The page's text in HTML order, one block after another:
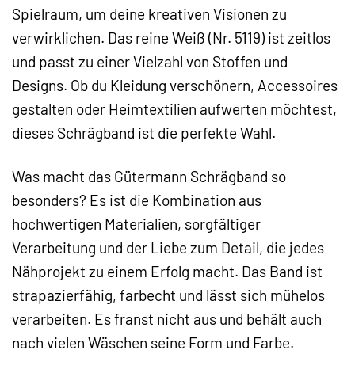
Spielraum, um deine kreativen Visionen zu
verwirklichen. Das reine Weiß (Nr. 5119) ist zeitlos
und passt zu einer Vielzahl von Stoffen und
Designs. Ob du Kleidung verschönern, Accessoires
gestalten oder Heimtextilien aufwerten möchtest,
dieses Schrägband ist die perfekte Wahl.
Was macht das Gütermann Schrägband so
besonders? Es ist die Kombination aus
hochwertigen Materialien, sorgfältiger
Verarbeitung und der Liebe zum Detail, die jedes
Nähprojekt zu einem Erfolg macht. Das Band ist
strapazierfähig, farbecht und lässt sich mühelos
verarbeiten. Es franst nicht aus und behält auch
nach vielen Wäschen seine Form und Farbe.